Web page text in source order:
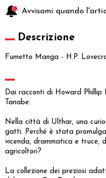
Avvisami quando
Descrizione
Fumetto Manga - H.P.
Dai racconti di Howard
Tanabe.
Nella città di Ulthar, una
gatti. Perché è stata
vicenda, drammatica e truce,
agricoltori?
La collezione dei preziosi